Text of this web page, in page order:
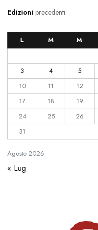
Edizioni precedenti
Agosto 2026
L M M
3
4 5
10
11 12
17
18 19
24
25 26
31
« Lug